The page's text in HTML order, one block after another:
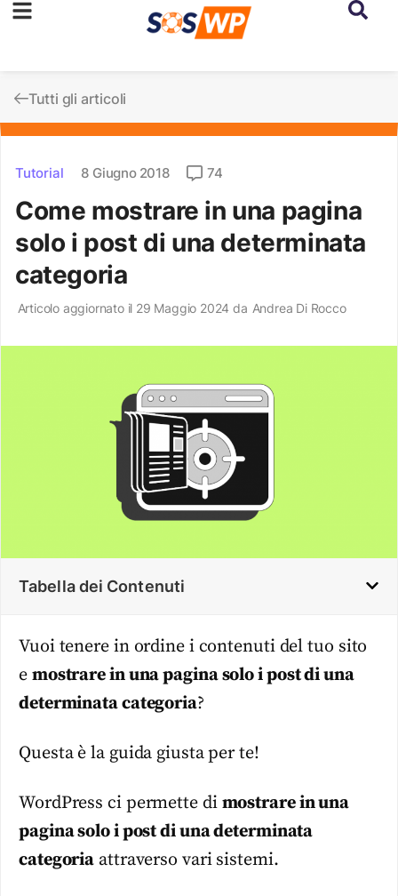
Tutti gli articoli
Tutorial 8 Giugno 2018 74
Come mostrare in una pagina
solo i post di una determinata
categoria
Articolo aggiornato il 29 Maggio 2024 da Andrea Di Rocco
Tabella dei Contenuti
Vuoi tenere in ordine i contenuti del tuo sito
e mostrare in una pagina solo i post di una
determinata categoria?
Questa è la guida giusta per te!
WordPress ci permette di mostrare in una
pagina solo i post di una determinata
categoria attraverso vari sistemi.